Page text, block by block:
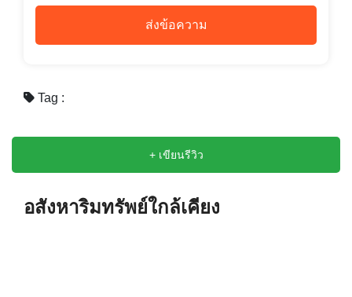
ส่งข้อความ
Tag :
+ เขียนรีวิว
อสังหาริมทรัพย์ใกล้เคียง